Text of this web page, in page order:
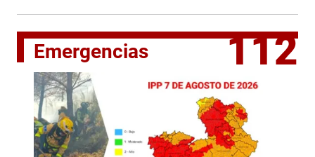
Emergencias 112